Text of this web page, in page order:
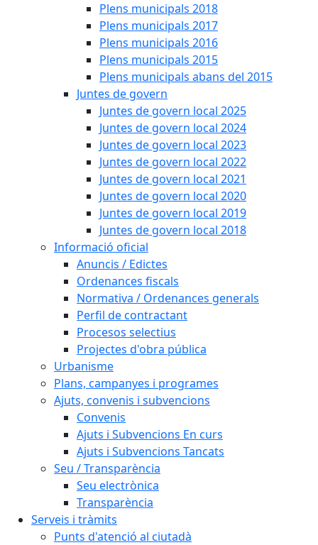
Plens municipals 2018
Plens municipals 2017
Plens municipals 2016
Plens municipals 2015
Plens municipals abans del 2015
Juntes de govern
Juntes de govern local 2025
Juntes de govern local 2024
Juntes de govern local 2023
Juntes de govern local 2022
Juntes de govern local 2021
Juntes de govern local 2020
Juntes de govern local 2019
Juntes de govern local 2018
Informació oficial
Anuncis / Edictes
Ordenances fiscals
Normativa / Ordenances generals
Perfil de contractant
Procesos selectius
Projectes d'obra pública
Urbanisme
Plans, campanyes i programes
Ajuts, convenis i subvencions
Convenis
Ajuts i Subvencions En curs
Ajuts i Subvencions Tancats
Seu / Transparència
Seu electrònica
Transparència
Serveis i tràmits
Punts d'atenció al ciutadà